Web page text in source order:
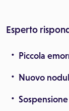
Esperto
Piccola
Nuovo